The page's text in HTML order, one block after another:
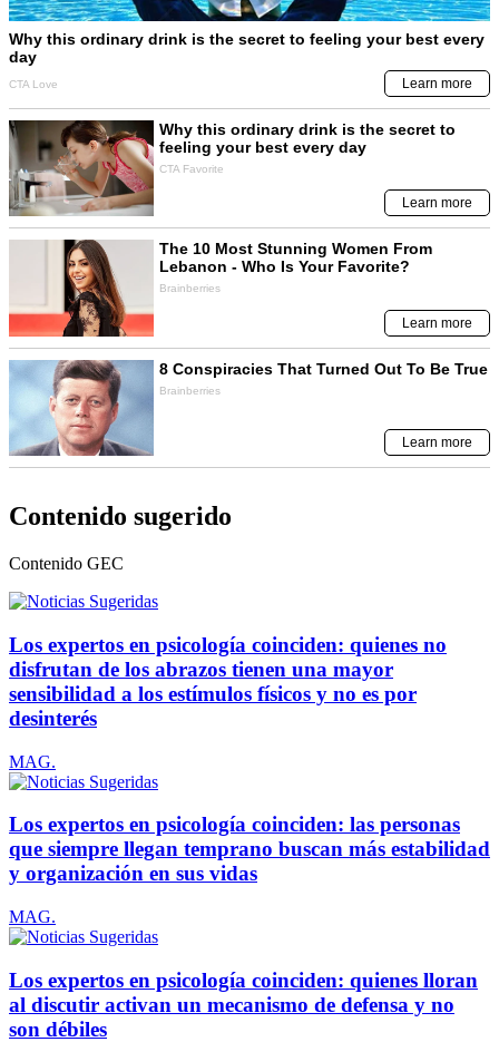
Contenido sugerido
Contenido GEC
Los expertos en psicología coinciden: quienes no
disfrutan de los abrazos tienen una mayor
sensibilidad a los estímulos físicos y no es por
desinterés
MAG.
Los expertos en psicología coinciden: las personas
que siempre llegan temprano buscan más estabilidad
y organización en sus vidas
MAG.
Los expertos en psicología coinciden: quienes lloran
al discutir activan un mecanismo de defensa y no
son débiles